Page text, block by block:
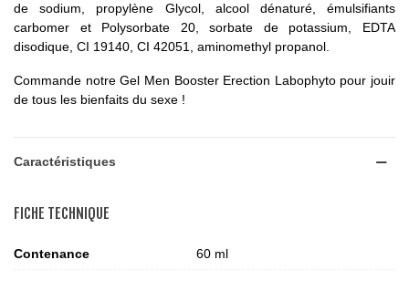
de sodium, propylène Glycol, alcool dénaturé, émulsifiants
carbomer et Polysorbate 20, sorbate de potassium, EDTA
disodique, CI 19140, CI 42051, aminomethyl propanol.
Commande notre Gel Men Booster Erection Labophyto pour jouir
de tous les bienfaits du sexe !
Caractéristiques
FICHE TECHNIQUE
Contenance 60 ml